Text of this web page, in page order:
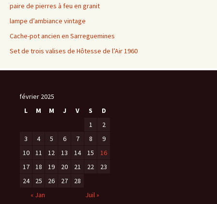
paire de pierres à feu en granit
lampe d’ambiance vintage
Cache-pot ancien en Sarreguemines
Set de trois valises de Hôtesse de l’Air 1960
février 2025
L
M M J V S
D
1
2
3
4 5 6 7 8
9
10
11 12 13 14 15
16
17
18 19 20 21 22
23
24
25 26 27
28
« Jan
Juil »